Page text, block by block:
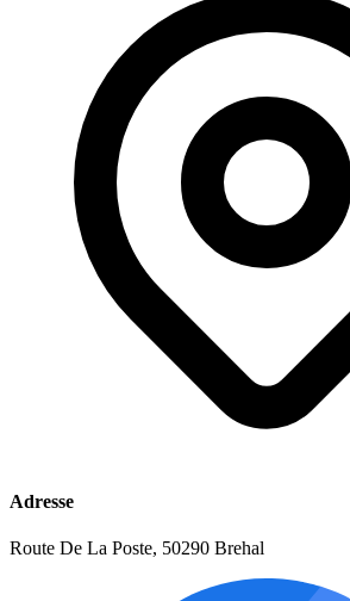
Adresse
Route De La Poste, 50290 Brehal